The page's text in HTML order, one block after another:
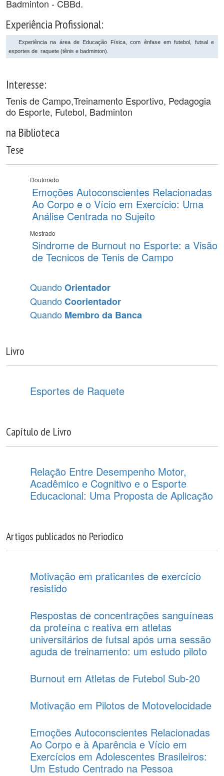
Badminton - CBBd.
Experiência Profissional:
Experiência na área de Educação Física, com ênfase em futebol, futsal e
esportes de raquete (tênis e badminton).
Interesse:
Tenis de Campo,Treinamento Esportivo, Pedagogia
do Esporte, Futebol, Badminton
na Biblioteca
Tese
Doutorado
Emoções Autoconscientes Relacionadas
Ao Corpo e o Vício em Exercício: Uma
Análise Centrada no Sujeito
Mestrado
Sindrome de Burnout no Esporte: a Visão
de Tecnicos de Tenis de Campo
Quando Orientador
Quando Coorientador
Quando Membro da Banca
Livro
Esportes de Raquete
Capítulo de Livro
Relação Entre Desempenho Motor,
Acadêmico e Cognitivo e o Esporte
Educacional: Uma Proposta de Aplicação
Artigos publicados no Periodico
Motivação em praticantes de exercício
resistido
Respostas de concentrações sanguíneas
da proteína c reativa em atletas
universitários de futsal após uma sessão
aguda de treinamento: um estudo piloto
Burnout em Atletas de Futebol Sub-20
Motivação em Pilotos de Motovelocidade
Emoções Autoconscientes Relacionadas
Ao Corpo e à Aparência e Vício em
Exercícios em Adolescentes Brasileiros:
Um Estudo Centrado na Pessoa